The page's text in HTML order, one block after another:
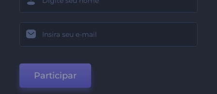
Participar